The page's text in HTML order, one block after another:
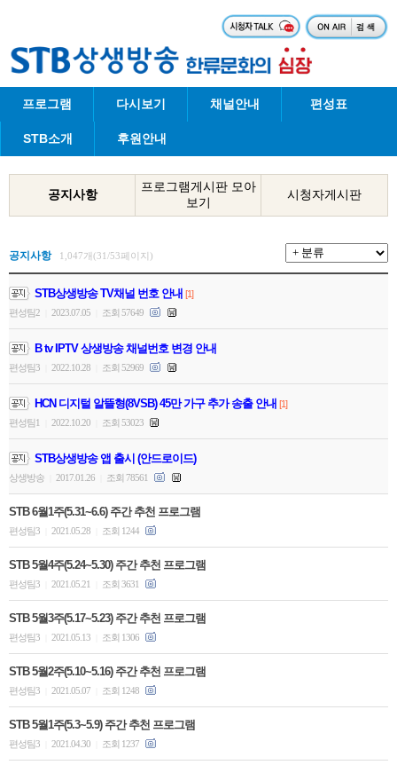
프로그램 다시보기 채널안내 편성표
STB소개 후원안내
공지사항
프로그램게시판 모아
보기
시청자게시판
공지사항 1,047개(31/53페이지)
STB상생방송 TV채널 번호 안내 [1]
편성팀2
2023.07.05 조회 57649
B tv IPTV 상생방송 채널번호 변경 안내
편성팀3 2022.10.28 조회 52969
HCN 디지털 알뜰형(8VSB) 45만 가구 추가 송출 안내 [1]
편성팀1
2022.10.20 조회 53023
STB상생방송 앱 출시 (안드로이드)
상생방송 2017.01.26 조회 78561
STB 6월1주(5.31~6.6) 주간 추천 프로그램
편성팀3 2021.05.28 조회 1244
STB 5월4주(5.24~5.30) 주간 추천 프로그램
편성팀3 2021.05.21 조회 3631
STB 5월3주(5.17~5.23) 주간 추천 프로그램
편성팀3 2021.05.13 조회 1306
STB 5월2주(5.10~5.16) 주간 추천 프로그램
편성팀3 2021.05.07 조회 1248
STB 5월1주(5.3~5.9) 주간 추천 프로그램
편성팀3 2021.04.30 조회 1237